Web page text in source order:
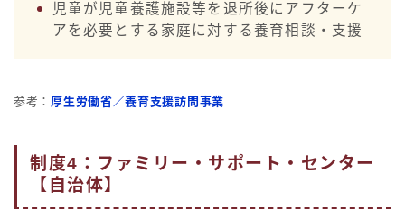
児童が児童養護施設等を退所後にアフターケ
アを必要とする家庭に対する養育相談・支援
参考： 厚生労働省／養育支援訪問事業
制度4：ファミリー・サポート・センター
【自治体】